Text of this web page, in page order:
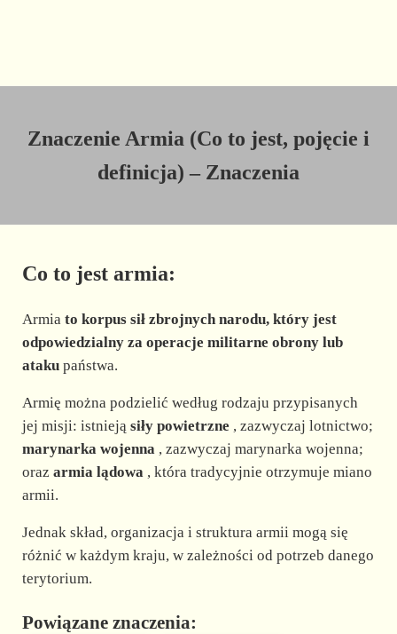
Znaczenie Armia (Co to jest, pojęcie i
definicja) – Znaczenia
Co to jest armia:
Armia to korpus sił zbrojnych narodu, który jest
odpowiedzialny za operacje militarne obrony lub
atakupaństwa.
Armię można podzielić według rodzaju przypisanych
jej misji: istnieją siły powietrzne , zazwyczaj lotnictwo;
marynarka wojenna, zazwyczaj marynarka wojenna;
oraz armia lądowa, która tradycyjnie otrzymuje miano
armii.
Jednak skład, organizacja i struktura armii mogą się
różnić w każdym kraju, w zależności od potrzeb danego
terytorium.
Powiązane znaczenia: